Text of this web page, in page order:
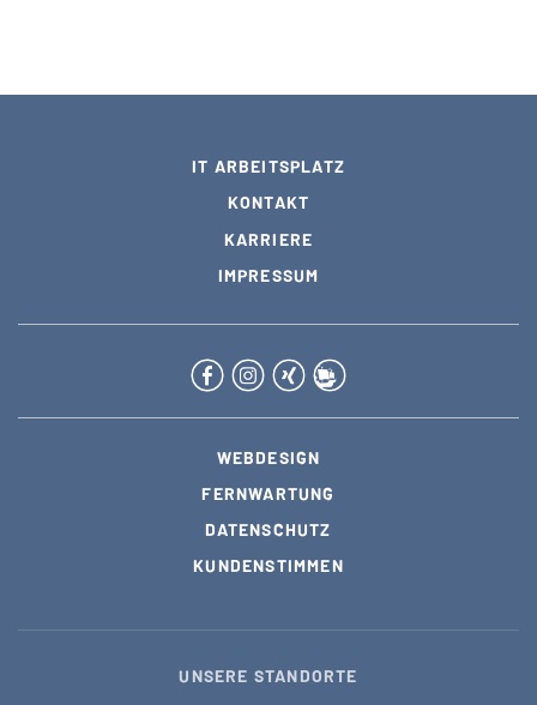
IT ARBEITSPLATZ
KONTAKT
KARRIERE
IMPRESSUM
WEBDESIGN
FERNWARTUNG
DATENSCHUTZ
KUNDENSTIMMEN
UNSERE STANDORTE